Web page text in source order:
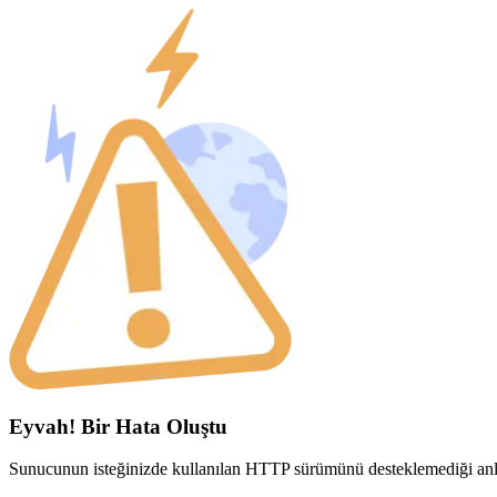
Eyvah! Bir Hata Oluştu
Sunucunun isteğinizde kullanılan HTTP sürümünü desteklemediği